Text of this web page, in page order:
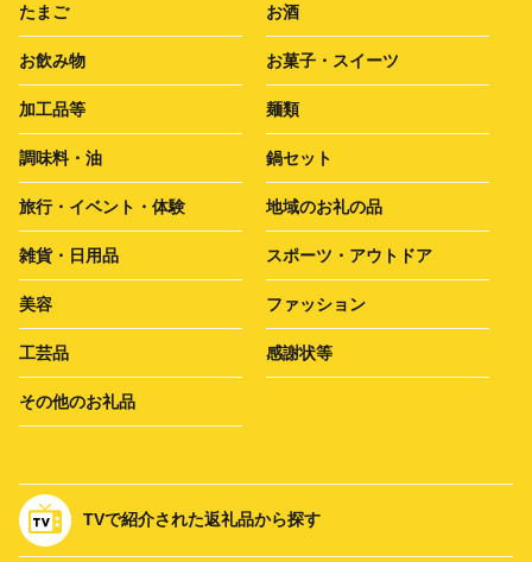
たまご お酒
お飲み物 お菓子・スイーツ
加工品等 麺類
調味料・油 鍋セット
旅行・イベント・体験 地域のお礼の品
雑貨・日用品 スポーツ・アウトドア
美容 ファッション
工芸品 感謝状等
その他のお礼品
TVで紹介された返礼品から探す